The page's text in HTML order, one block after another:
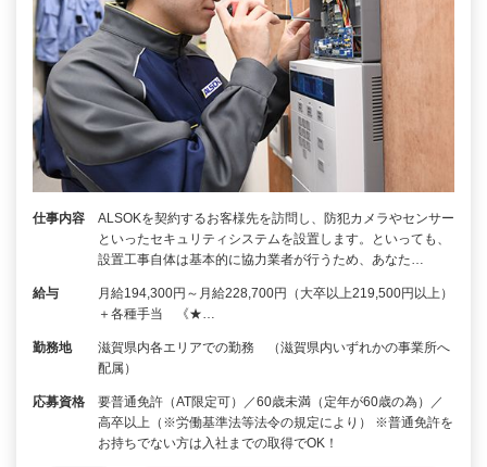
仕事内容
ALSOKを契約するお客様先を訪問し、防犯カメラやセンサー
といったセキュリティシステムを設置します。といっても、
設置工事自体は基本的に協力業者が行うため、あなた…
給与
月給194,300円～月給228,700円（大卒以上219,500円以上）
＋各種手当 《★…
勤務地
滋賀県内各エリアでの勤務 （滋賀県内いずれかの事業所へ
配属）
応募資格
要普通免許（AT限定可）／60歳未満（定年が60歳の為）／
高卒以上（※労働基準法等法令の規定により） ※普通免許を
お持ちでない方は入社までの取得でOK！